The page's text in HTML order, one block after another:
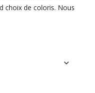
choix de coloris. Nous